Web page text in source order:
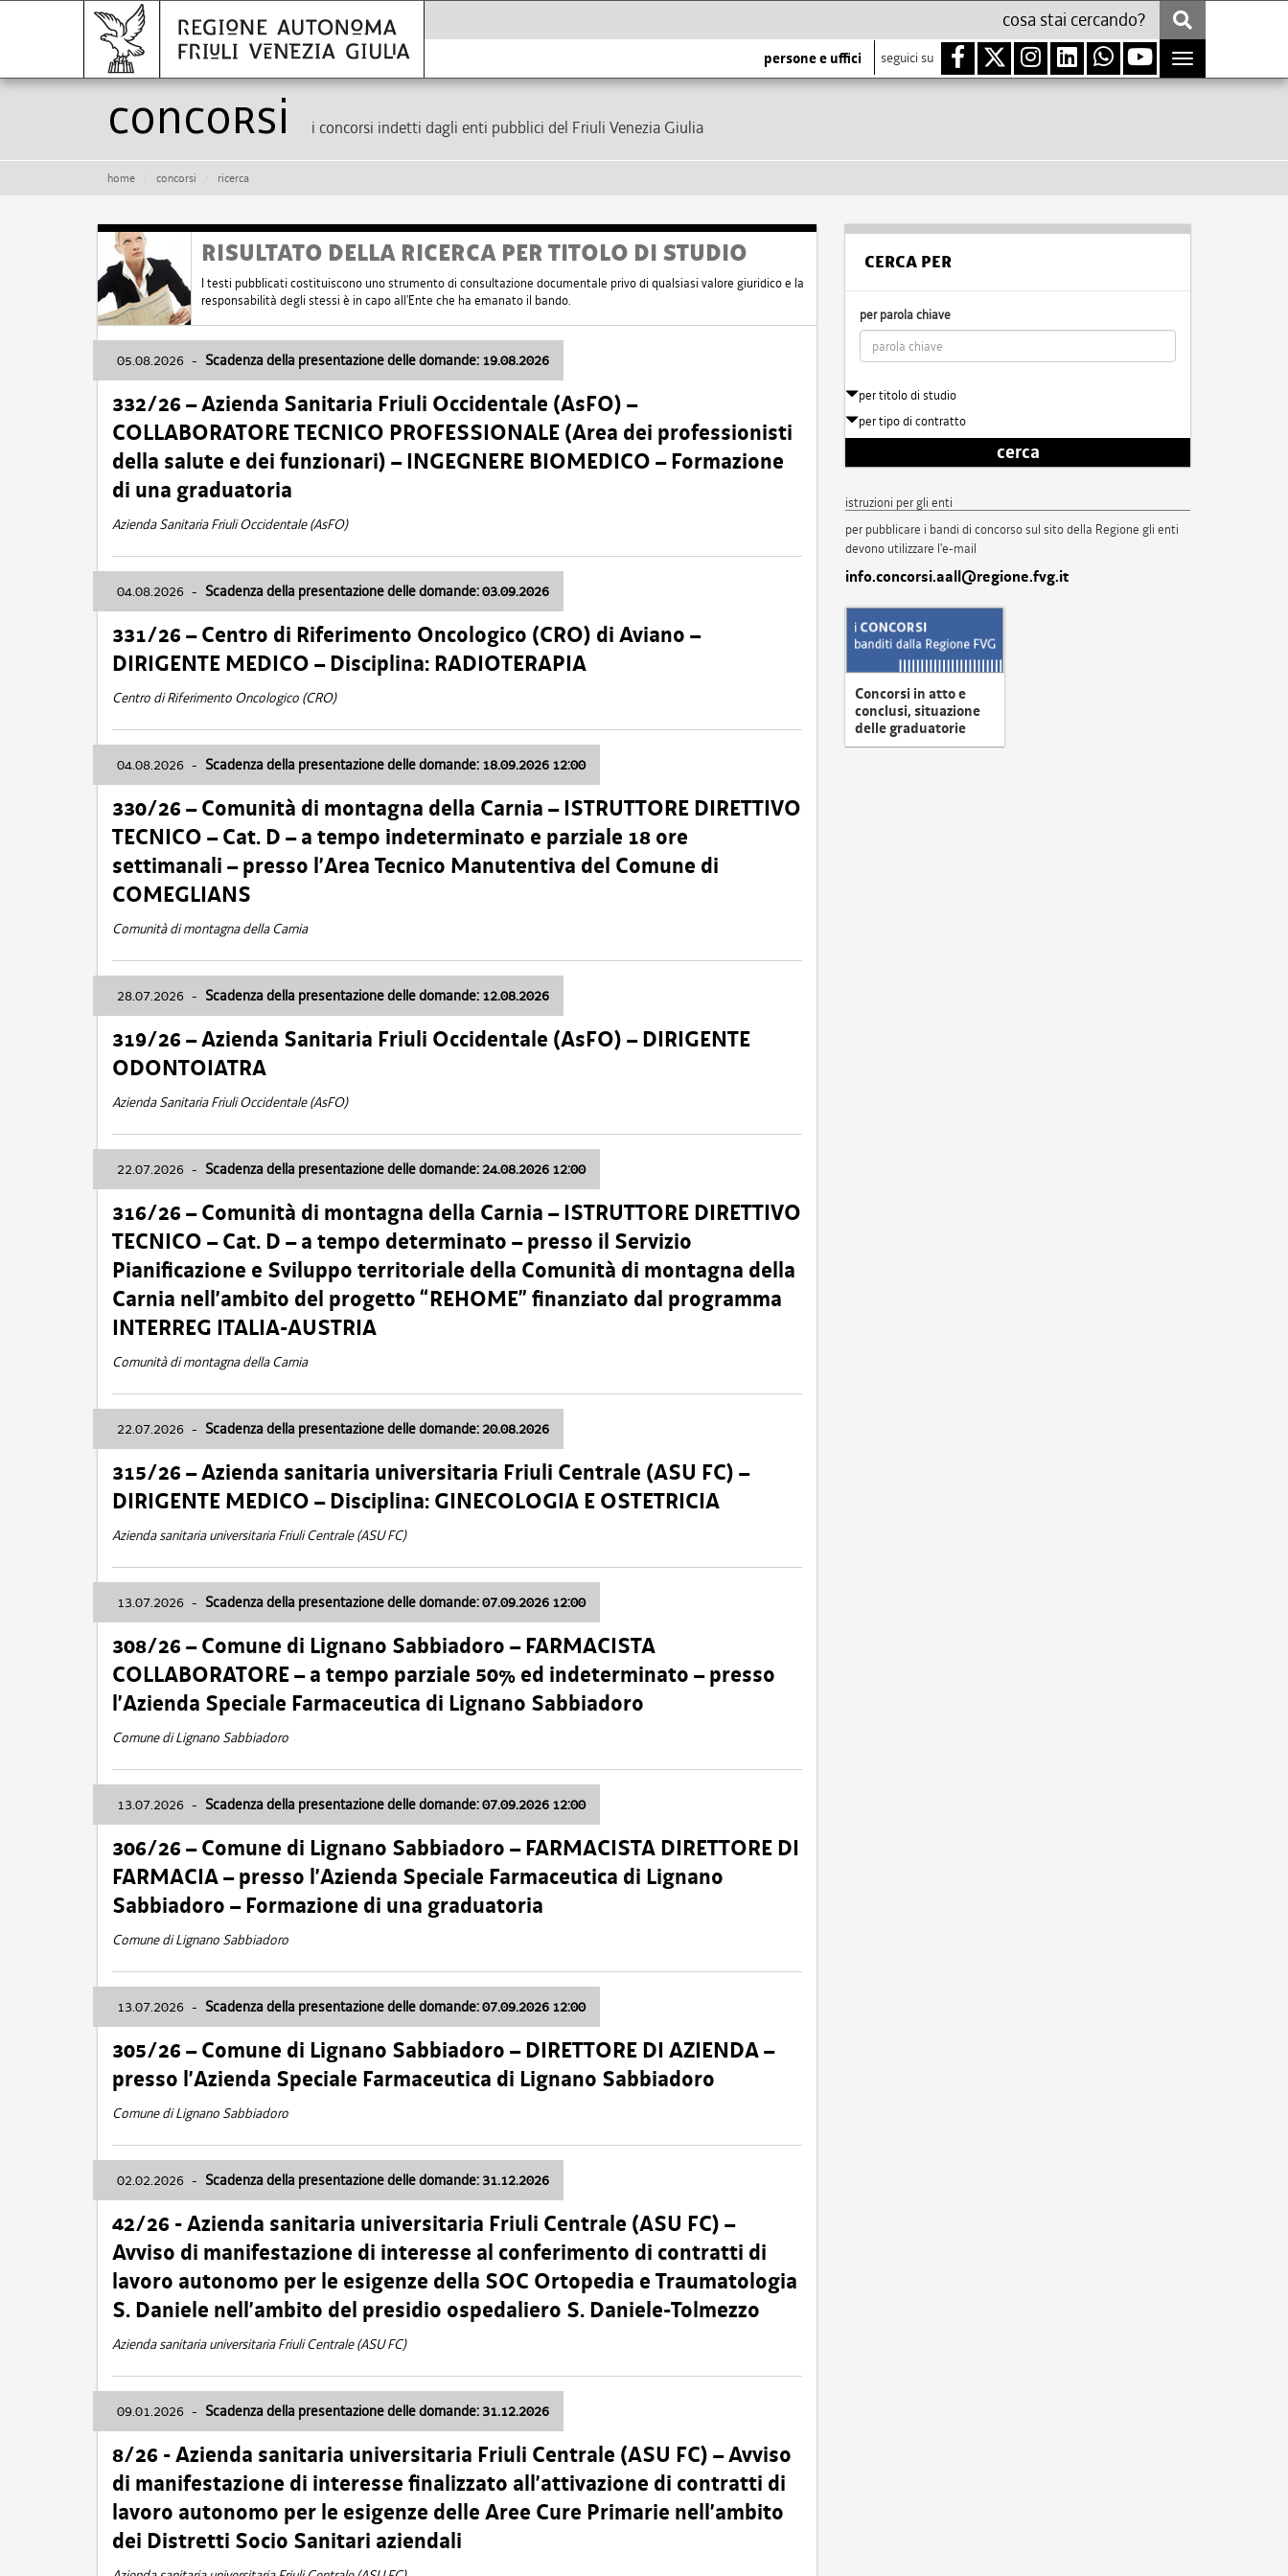
persone e uffici seguici su
Toggle
navigation
Concorsi i concorsi indetti dagli enti pubblici del Friuli Venezia Giulia
home concorsi ricerca
RISULTATO DELLA RICERCA PER TITOLO DI STUDIO
I testi pubblicati costituiscono uno strumento di consultazione documentale privo di qualsiasi valore giuridico e la
responsabilità degli stessi è in capo all'Ente che ha emanato il bando.
05.08.2026 - Scadenza della presentazione delle domande: 19.08.2026
332/26 – Azienda Sanitaria Friuli Occidentale (AsFO) –
COLLABORATORE TECNICO PROFESSIONALE (Area dei professionisti
della salute e dei funzionari) – INGEGNERE BIOMEDICO – Formazione
di una graduatoria
Azienda Sanitaria Friuli Occidentale (AsFO)
04.08.2026 - Scadenza della presentazione delle domande: 03.09.2026
331/26 – Centro di Riferimento Oncologico (CRO) di Aviano –
DIRIGENTE MEDICO – Disciplina: RADIOTERAPIA
Centro di Riferimento Oncologico (CRO)
04.08.2026 - Scadenza della presentazione delle domande: 18.09.2026 12:00
330/26 – Comunità di montagna della Carnia – ISTRUTTORE DIRETTIVO
TECNICO – Cat. D – a tempo indeterminato e parziale 18 ore
settimanali – presso l’Area Tecnico Manutentiva del Comune di
COMEGLIANS
Comunità di montagna della Carnia
28.07.2026 - Scadenza della presentazione delle domande: 12.08.2026
319/26 – Azienda Sanitaria Friuli Occidentale (AsFO) – DIRIGENTE
ODONTOIATRA
Azienda Sanitaria Friuli Occidentale (AsFO)
22.07.2026 - Scadenza della presentazione delle domande: 24.08.2026 12:00
316/26 – Comunità di montagna della Carnia – ISTRUTTORE DIRETTIVO
TECNICO – Cat. D – a tempo determinato – presso il Servizio
Pianificazione e Sviluppo territoriale della Comunità di montagna della
Carnia nell’ambito del progetto “REHOME” finanziato dal programma
INTERREG ITALIA-AUSTRIA
Comunità di montagna della Carnia
22.07.2026 - Scadenza della presentazione delle domande: 20.08.2026
315/26 – Azienda sanitaria universitaria Friuli Centrale (ASU FC) –
DIRIGENTE MEDICO – Disciplina: GINECOLOGIA E OSTETRICIA
Azienda sanitaria universitaria Friuli Centrale (ASU FC)
13.07.2026 - Scadenza della presentazione delle domande: 07.09.2026 12:00
308/26 – Comune di Lignano Sabbiadoro – FARMACISTA
COLLABORATORE – a tempo parziale 50% ed indeterminato – presso
l’Azienda Speciale Farmaceutica di Lignano Sabbiadoro
Comune di Lignano Sabbiadoro
13.07.2026 - Scadenza della presentazione delle domande: 07.09.2026 12:00
306/26 – Comune di Lignano Sabbiadoro – FARMACISTA DIRETTORE DI
FARMACIA – presso l’Azienda Speciale Farmaceutica di Lignano
Sabbiadoro – Formazione di una graduatoria
Comune di Lignano Sabbiadoro
13.07.2026 - Scadenza della presentazione delle domande: 07.09.2026 12:00
305/26 – Comune di Lignano Sabbiadoro – DIRETTORE DI AZIENDA –
presso l’Azienda Speciale Farmaceutica di Lignano Sabbiadoro
Comune di Lignano Sabbiadoro
02.02.2026 - Scadenza della presentazione delle domande: 31.12.2026
42/26 - Azienda sanitaria universitaria Friuli Centrale (ASU FC) –
Avviso di manifestazione di interesse al conferimento di contratti di
lavoro autonomo per le esigenze della SOC Ortopedia e Traumatologia
S. Daniele nell’ambito del presidio ospedaliero S. Daniele-Tolmezzo
Azienda sanitaria universitaria Friuli Centrale (ASU FC)
09.01.2026 - Scadenza della presentazione delle domande: 31.12.2026
8/26 - Azienda sanitaria universitaria Friuli Centrale (ASU FC) – Avviso
di manifestazione di interesse finalizzato all’attivazione di contratti di
lavoro autonomo per le esigenze delle Aree Cure Primarie nell’ambito
dei Distretti Socio Sanitari aziendali
CERCA PER
per parola chiave
per titolo di studio
per tipo di contratto
cerca
istruzioni per gli enti
per pubblicare i bandi di concorso sul sito della Regione gli enti
devono utilizzare l'e-mail
info.concorsi.aall@regione.fvg.it
Concorsi in atto e
conclusi, situazione
delle graduatorie